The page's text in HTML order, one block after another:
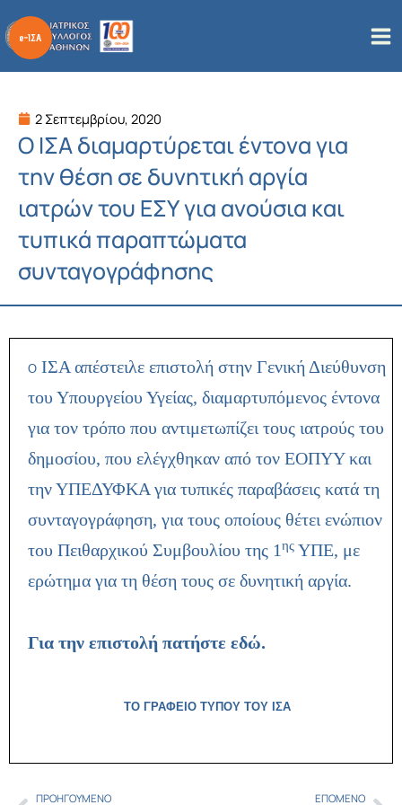
στο
περιεχόμενο
2 Σεπτεμβρίου, 2020
Ο ΙΣΑ διαμαρτύρεται έντονα για
την θέση σε δυνητική αργία
ιατρών του ΕΣΥ για ανούσια και
τυπικά παραπτώματα
συνταγογράφησης
Ο ΙΣΑ απέστειλε επιστολή στην Γενική Διεύθυνση
του Υπουργείου Υγείας, διαμαρτυπόμενος έντονα
για τον τρόπο που αντιμετωπίζει τους ιατρούς του
δημοσίου, που ελέγχθηκαν από τον ΕΟΠΥΥ και
την ΥΠΕΔΥΦΚΑ για τυπικές παραβάσεις κατά τη
συνταγογράφηση, για τους οποίους θέτει ενώπιον
του Πειθαρχικού Συμβουλίου της 1ης ΥΠΕ, με
ερώτημα για τη θέση τους σε δυνητική αργία.
Για την επιστολή πατήστε εδώ.
ΤΟ ΓΡΑΦΕΙΟ ΤΥΠΟΥ ΤΟΥ ΙΣΑ
ΠΡΟΗΓΟΎΜΕΝΟ ΕΠΌΜΕΝΟ